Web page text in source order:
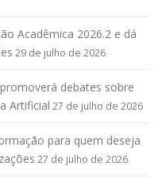
Acadêmica 2026.2 e dá
29 de julho de 2026
debates sobre
Artificial 27 de julho de 2026
para quem deseja
27 de julho de 2026